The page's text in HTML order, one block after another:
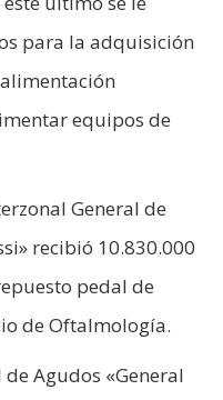
para la adquisición
equipos de
General de
recibió 10.830.000
pedal de
de Oftalmología.
Agudos «General